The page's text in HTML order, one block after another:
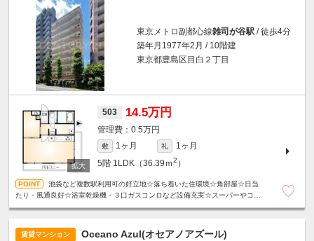
東京メトロ副都心線雑司が谷駅 / 徒歩4分
築年月1977年2月 / 10階建
東京都豊島区目白２丁目
503 14.5万円
0.5万円
敷 1ヶ月 礼
1ヶ月
5階 1LDK（36.39ｍ2 ）
池袋など複数駅利用可の好立地☆落ち着いた住環境☆角部屋☆日当
たり・風通良好☆浴室乾燥機・３口ガスコンロなど設備充実☆スーパーやコン
賃貸マンション Oceano Azul(オセアノアズール)